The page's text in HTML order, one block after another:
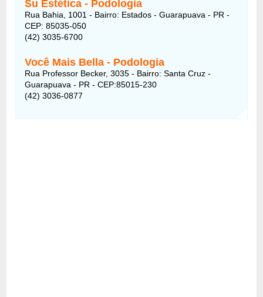
Su Estética - Podologia
Rua Bahia, 1001 - Bairro: Estados - Guarapuava - PR -
CEP: 85035-050
(42) 3035-6700
Você Mais Bella - Podologia
Rua Professor Becker, 3035 - Bairro: Santa Cruz -
Guarapuava - PR - CEP:85015-230
(42) 3036-0877